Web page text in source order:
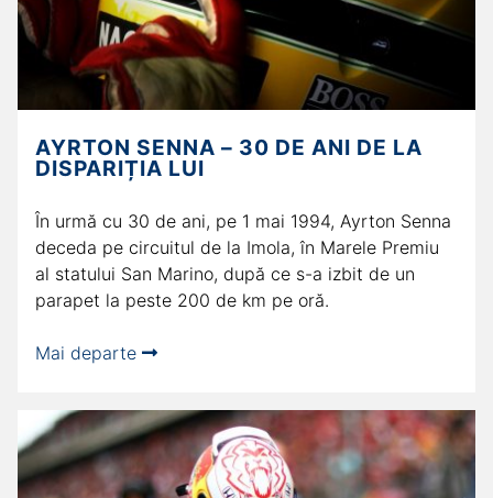
AYRTON SENNA – 30 DE ANI DE LA
DISPARIȚIA LUI
În urmă cu 30 de ani, pe 1 mai 1994, Ayrton Senna
deceda pe circuitul de la Imola, în Marele Premiu
al statului San Marino, după ce s-a izbit de un
parapet la peste 200 de km pe oră.
Mai departe